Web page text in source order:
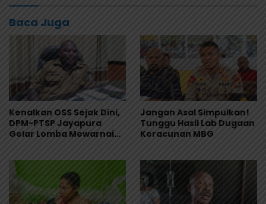
Baca Juga
Kenalkan OSS Sejak Dini,
DPM-PTSP Jayapura
Gelar Lomba Mewarnai
Jangan Asal Simpulkan!
Tunggu Hasil Lab Dugaan
Keracunan MBG